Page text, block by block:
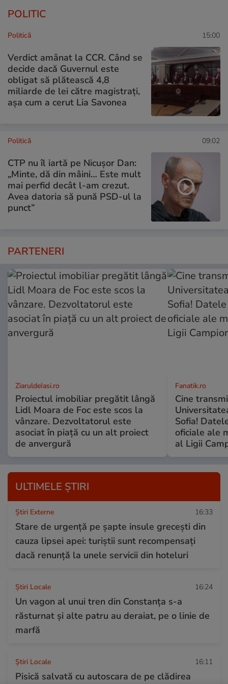
POLITIC
Politică 15:00
Verdict amânat la CCR. Când se
decide dacă Guvernul este
obligat să plătească 4,8
miliarde de lei către magistrați,
așa cum a cerut Lia Savonea
Politică 09:02
CTP nu îl iartă pe Nicușor Dan:
„Minte, dă din mâini… Este mult
mai perfid decât l-am crezut.
Avea datoria să pună PSD-ul la
punct”
PARTENERI
ZiaruldeIasi.ro
Proiectul imobiliar pregătit lângă
Lidl Moara de Foc este scos la
vânzare. Dezvoltatorul este
asociat în piață cu un alt proiect
de anvergură
Fanatik.ro
Cine
Sofia!
oficiale ale
al Ligii
ULTIMELE ȘTIRI
Știri Externe 16:33
Stare de urgență pe șapte insule grecești din
cauza lipsei apei: turiștii sunt recompensați
dacă renunță la unele servicii din hoteluri
Știri Locale 16:24
Un vagon al unui tren din Constanța s-a
răsturnat și alte patru au deraiat, pe o linie de
marfă
Știri Locale 16:11
Pisică salvată cu autoscara de pe clădirea